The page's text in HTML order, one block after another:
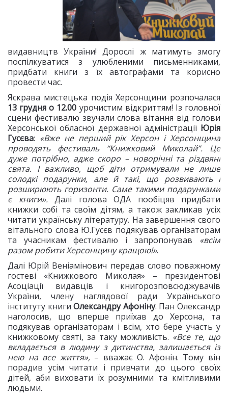
видавництв України! Дорослі ж матимуть змогу
поспілкуватися з улюбленими письменниками,
придбати книги з їх автографами та корисно
провести час.
Яскрава мистецька подія Херсонщини розпочалася
13 грудня о 12.00 урочистим відкриттям! Із головної
сцени фестивалю звучали слова вітання від голови
Херсонської обласної державної адміністрації Юрія
Гусєва: «Вже не перший рік Херсон і Херсонщина
проводять фестиваль “Книжковий Миколай”. Це
дуже потрібно, адже скоро – новорічні та різдвяні
свята. І важливо, щоб діти отримували не лише
солодкі подарунки, але й такі, що розвивають і
розширюють горизонти. Саме такими подарунками
є книги».Далі голова ОДА пообіцяв придбати
книжки собі та своїм дітям, а також закликав усіх
читати українську літературу. На завершення свого
вітального слова Ю.Гусєв подякував організаторам
та учасникам фестивалю і запропонував «всім
разом робити Херсонщину кращою!».
Далі Юрій Веніамінович передав слово поважному
гостеві «Книжкового Миколая» – президентові
Асоціації видавців і книгорозповсюджувачів
України, члену наглядової ради Українського
інституту книгиОлександру Афоніну. Пан Олександр
наголосив, що вперше приїхав до Херсона, та
подякував організаторам і всім, хто бере участь у
книжковому святі, за таку можливість. «Все те, що
вкладається в людину з дитинства, залишається із
нею на все життя»,– вважає О. Афонін. Тому він
порадив усім читати і привчати до цього своїх
дітей, аби виховати їх розумними та кмітливими
людьми.